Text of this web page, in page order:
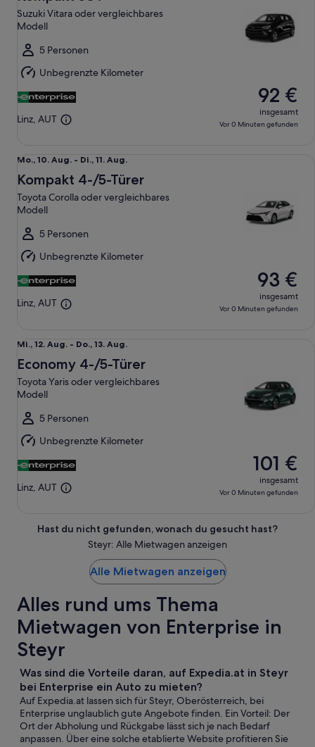
Aug.
bis
11.
Aug.
Suzuki Vitara oder vergleichbares
Modell
5 Personen
Unbegrenzte Kilometer
Linz, AUT
92 €
insgesamt
Vor 0 Minuten gefunden
Mo.,
10.
Aug.
bis
11.
Aug.
Mo., 10. Aug. - Di., 11. Aug.
Kompakt 4-/5-Türer
Toyota Corolla oder vergleichbares
Modell
5 Personen
Unbegrenzte Kilometer
Linz, AUT
93 €
insgesamt
Vor 0 Minuten gefunden
Mi.,
12.
Aug.
bis
13.
Aug.
Mi., 12. Aug. - Do., 13. Aug.
Economy 4-/5-Türer
Toyota Yaris oder vergleichbares
Modell
5 Personen
Unbegrenzte Kilometer
Linz, AUT
101 €
insgesamt
Vor 0 Minuten gefunden
Hast du nicht gefunden, wonach du gesucht hast?
Steyr: Alle Mietwagen anzeigen
Alle Mietwagen anzeigen
Alles rund ums Thema
Mietwagen von Enterprise in
Steyr
Was sind die Vorteile daran, auf Expedia.at in Steyr
bei Enterprise ein Auto zu mieten?
Auf Expedia.at lassen sich für Steyr, Oberösterreich, bei
Enterprise unglaublich gute Angebote finden. Ein Vorteil: Der
Ort der Abholung und Rückgabe lässt sich je nach Bedarf
anpassen. Über eine solche etablierte Website profitieren Sie